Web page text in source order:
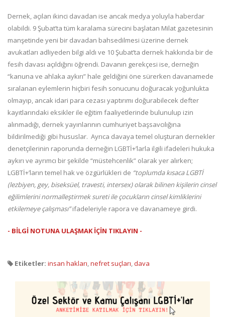
Dernek, açılan ikinci davadan ise ancak medya yoluyla haberdar
olabildi. 9 Şubat’ta tüm karalama sürecini başlatan Milat gazetesinin
manşetinde yeni bir davadan bahsedilmesi üzerine dernek
avukatları adliyeden bilgi aldı ve 10 Şubat’ta dernek hakkında bir de
fesih davası açıldığını öğrendi. Davanın gerekçesi ise, derneğin
“kanuna ve ahlaka aykırı” hale geldiğini öne sürerken davanamede
sıralanan eylemlerin hiçbiri fesih sonucunu doğuracak yoğunlukta
olmayıp, ancak idari para cezası yaptırımı doğurabilecek defter
kayıtlarındaki eksikler ile eğitim faaliyetlerinde bulunulup izin
alınmadığı, dernek yayınlarının cumhuriyet başsavcılığına
bildirilmediği gibi hususlar. Ayrıca davaya temel oluşturan dernekler
denetçilerinin raporunda derneğin LGBTİ+’larla ilgili ifadeleri hukuka
aykırı ve ayrımcı bir şekilde “müstehcenlik” olarak yer alırken;
LGBTİ+’ların temel hak ve özgürlükleri de “toplumda kısaca LGBTİ
(lezbiyen, gey, biseksüel, travesti, intersex) olarak bilinen kişilerin cinsel
eğilimlerini normalleştirmek sureti ile çocukların cinsel kimliklerini
etkilemeye çalışması”ifadeleriyle rapora ve davanameye girdi.
- BİLGİ NOTUNA ULAŞMAK İÇİN TIKLAYIN -
Etiketler: insan hakları,nefret suçları,dava